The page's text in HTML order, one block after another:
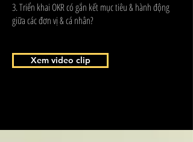
3. Triển khai OKR có gắn kết mục tiêu & hành động
giữa các đơn vị & cá nhân?
Xem video clip